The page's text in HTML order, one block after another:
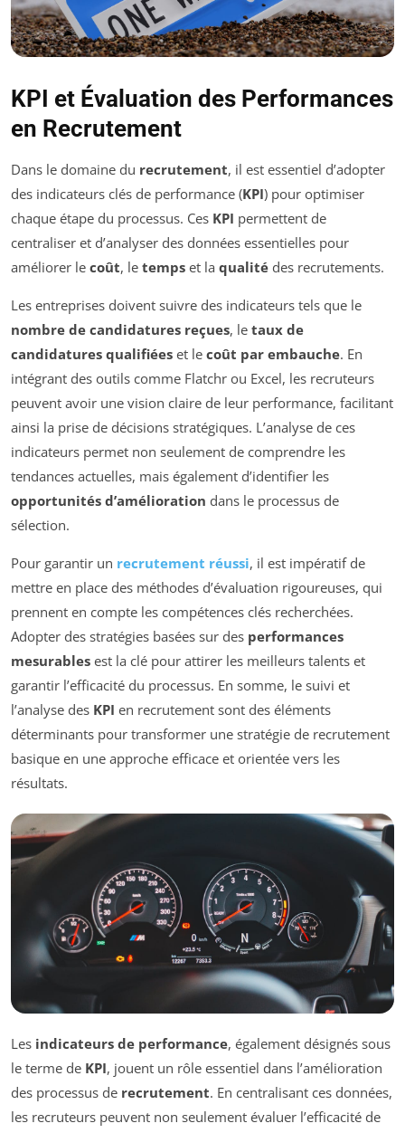
KPI et Évaluation des Performances
en Recrutement
Dans le domaine du recrutement, il est essentiel d’adopter
des indicateurs clés de performance (KPI) pour optimiser
chaque étape du processus. Ces KPI permettent de
centraliser et d’analyser des données essentielles pour
améliorer le coût, le temps et la qualité des recrutements.
Les entreprises doivent suivre des indicateurs tels que le
nombre de candidatures reçues, le taux de
candidatures qualifiées et le coût par embauche. En
intégrant des outils comme Flatchr ou Excel, les recruteurs
peuvent avoir une vision claire de leur performance, facilitant
ainsi la prise de décisions stratégiques. L’analyse de ces
indicateurs permet non seulement de comprendre les
tendances actuelles, mais également d’identifier les
opportunités d’amélioration dans le processus de
sélection.
Pour garantir un recrutement réussi, il est impératif de
mettre en place des méthodes d’évaluation rigoureuses, qui
prennent en compte les compétences clés recherchées.
Adopter des stratégies basées sur des performances
mesurables est la clé pour attirer les meilleurs talents et
garantir l’efficacité du processus. En somme, le suivi et
l’analyse des KPI en recrutement sont des éléments
déterminants pour transformer une stratégie de recrutement
basique en une approche efficace et orientée vers les
résultats.
Les indicateurs de performance, également désignés sous
le terme de KPI, jouent un rôle essentiel dans l’amélioration
des processus de recrutement. En centralisant ces données,
les recruteurs peuvent non seulement évaluer l’efficacité de